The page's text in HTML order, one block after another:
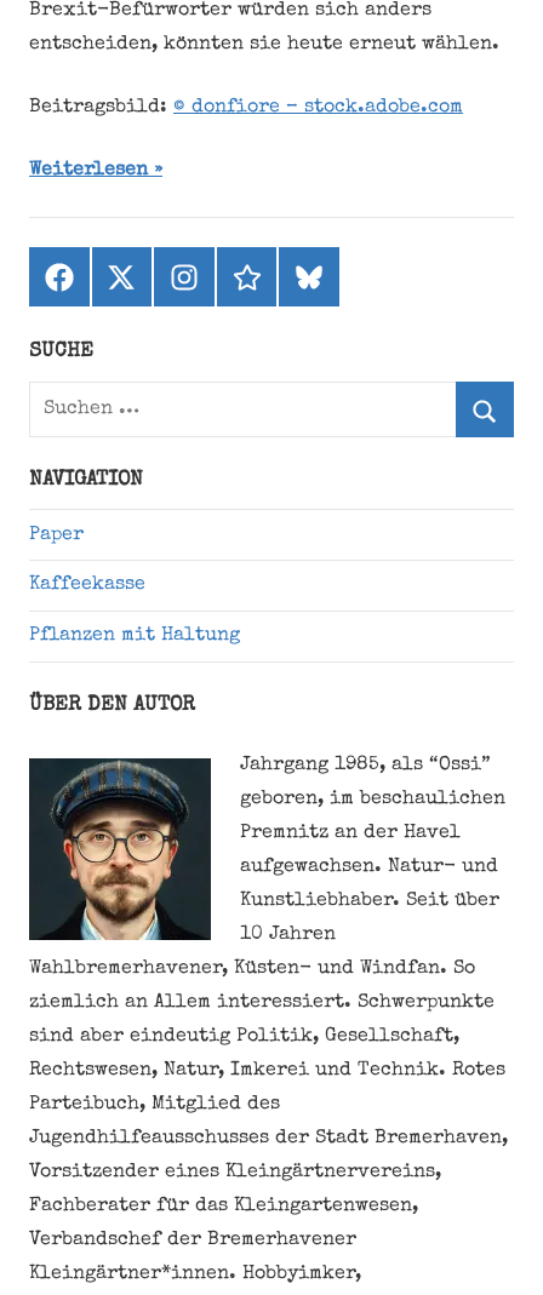
Brexit-Befürworter würden sich anders
entscheiden, könnten sie heute erneut wählen.
Beitragsbild: © donfiore – stock.adobe.com
Weiterlesen
Facebook
X
(ehemals
Instagramthreadsbluesky
SUCHE
Suchen
NAVIGATION
Paper
Kaffeekasse
Pflanzen mit Haltung
ÜBER DEN AUTOR
Jahrgang 1985, als “Ossi”
geboren, im beschaulichen
Premnitz an der Havel
aufgewachsen. Natur- und
Kunstliebhaber. Seit über
10 Jahren
Wahlbremerhavener, Küsten- und Windfan. So
ziemlich an Allem interessiert. Schwerpunkte
sind aber eindeutig Politik, Gesellschaft,
Rechtswesen, Natur, Imkerei und Technik. Rotes
Parteibuch, Mitglied des
Jugendhilfeausschusses der Stadt Bremerhaven,
Vorsitzender eines Kleingärtnervereins,
Fachberater für das Kleingartenwesen,
Verbandschef der Bremerhavener
Kleingärtner*innen. Hobbyimker,